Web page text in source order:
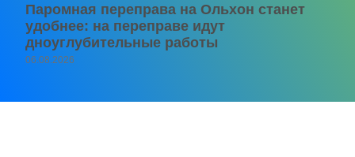
Паромная переправа на Ольхон станет
удобнее: на переправе идут
дноуглубительные работы
06.08.2026